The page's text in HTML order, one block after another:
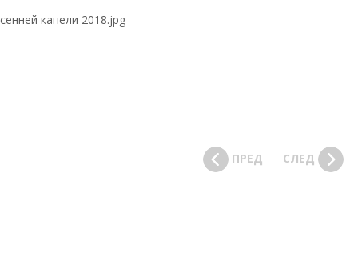
ПРЕД СЛЕД